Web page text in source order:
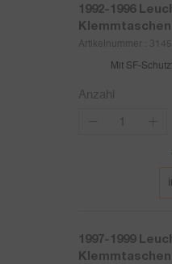
1992-1996
Klemmtaschen
Artikelnummer :
Mit SF-
Anzahl
1997-1999
Klemmtaschen